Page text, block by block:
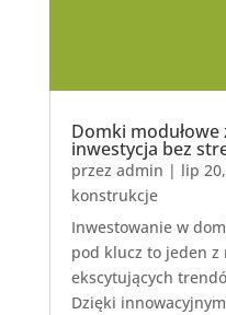
Domki
inwestycja bez
przez admin | lip
konstrukcje
Inwestowanie w
pod klucz to jeden
ekscytujących
Dzięki